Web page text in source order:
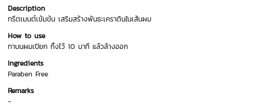
Description
ทรีตเมนต์เข้มข้น เสริมสร้างพันธะเคราตินในเส้นผม
How to use
ทาบนผมเปียก ทิ้งไว้ 10 นาที แล้วล้างออก
Ingredients
Paraben Free
Remarks
-